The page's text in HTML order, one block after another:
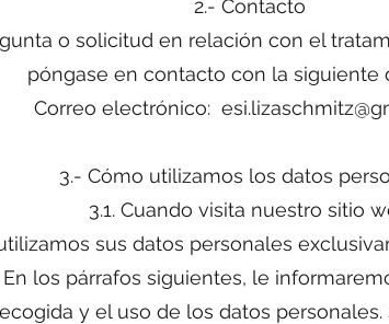
2.- Contacto
o solicitud en relación con el
póngase en contacto con la siguiente
Correo electrónico:
3.- Cómo utilizamos los datos
3.1. Cuando visita nuestro sitio
sus datos personales
los párrafos siguientes, le
y el uso de los datos